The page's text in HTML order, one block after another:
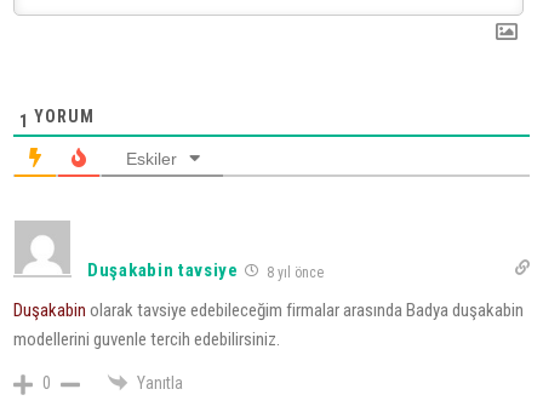
1 YORUM
Eskiler
Duşakabin tavsiye 8 yıl önce
Duşakabin olarak tavsiye edebileceğim firmalar arasında Badya duşakabin
modellerini guvenle tercih edebilirsiniz.
0 Yanıtla